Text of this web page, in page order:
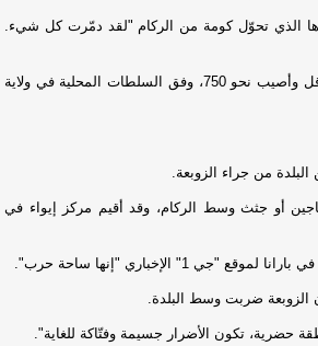
الذي تحوّل كومة من الركام "لقد دمّرت كل شيء.
قضى في الزوبعة ستة أشخاص على الأقل وأصيب نحو 750، وفق السلطات المحلية في ولاية
أو جثث وسط الركام، وقد أقيم مركز إيواء في
1" الإخباري "إنها ساحة حرب".
الزوبعة ضربت وسط البلدة.
حضرية، تكون الأضرار جسيمة وفتّاكة للغاية".